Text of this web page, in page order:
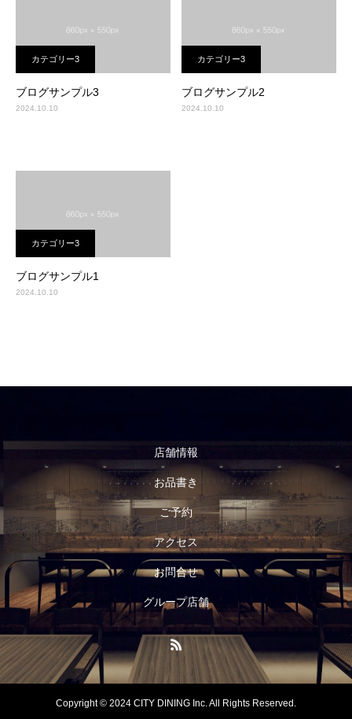
カテゴリー3
ブログサンプル3
2024.10.10
カテゴリー3
ブログサンプル2
2024.10.10
カテゴリー3
ブログサンプル1
2024.10.10
店舗情報
お品書き
ご予約
アクセス
お問合せ
グループ店舗
Copyright © 2024 CITY DINING Inc. All Rights Reserved.